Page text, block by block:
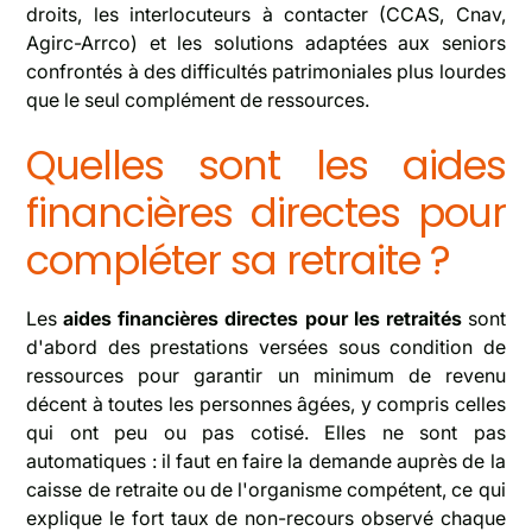
droits, les interlocuteurs à contacter (CCAS, Cnav,
Agirc-Arrco) et les solutions adaptées aux seniors
confrontés à des difficultés patrimoniales plus lourdes
que le seul complément de ressources.
Quelles sont les aides
financières directes pour
compléter sa retraite ?
Lesaides financières directes pour les retraitéssont
d'abord des prestations versées sous condition de
ressources pour garantir un minimum de revenu
décent à toutes les personnes âgées, y compris celles
qui ont peu ou pas cotisé. Elles ne sont pas
automatiques : il faut en faire la demande auprès de la
caisse de retraite ou de l'organisme compétent, ce qui
explique le fort taux de non-recours observé chaque